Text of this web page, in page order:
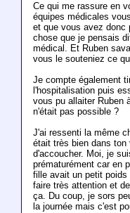
Ce qui me rassure en
équipes médicales
et que vous avez donc
chose que je pensais
médical. Et Ruben
vous le souteniez ce
Je compte également
l'hospitalisation puis
vous pu allaiter Ruben
n'était pas possible ?
J'ai ressenti la même
était très bien dans ton
d'accoucher. Moi, je
prématurément car en
fille avait un petit
faire très attention et
ça. Du coup, je sors
la journée mais c'est